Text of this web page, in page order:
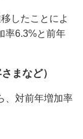
したことによ
率6.3%と前年
まなど）
、対前年増加率